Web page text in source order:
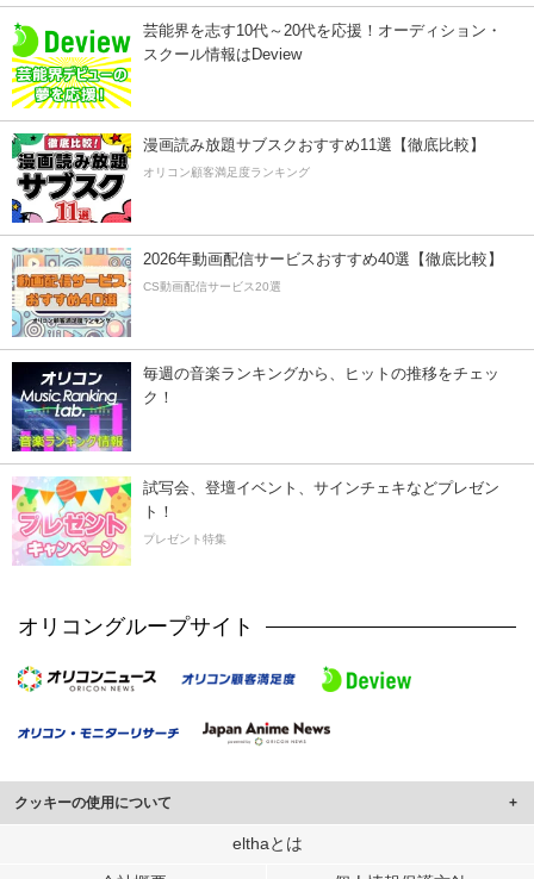
芸能界を志す10代～20代を応援！オーディション・
スクール情報はDeview
漫画読み放題サブスクおすすめ11選【徹底比較】
オリコン顧客満足度ランキング
2026年動画配信サービスおすすめ40選【徹底比較】
CS動画配信サービス20選
毎週の音楽ランキングから、ヒットの推移をチェッ
ク！
試写会、登壇イベント、サインチェキなどプレゼン
ト！
プレゼント特集
オリコングループサイト
クッキーの使用について
このサイトでは Cookie を使用して、ユーザーに合わせたコンテンツや広告の
elthaとは